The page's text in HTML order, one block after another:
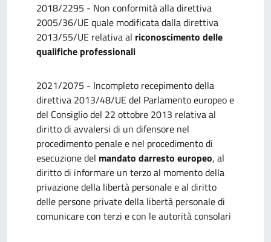
2018/2295 - Non conformità alla direttiva
2005/36/UE quale modificata dalla direttiva
2013/55/UE relativa al riconoscimento delle
qualifiche professionali
2021/2075 - Incompleto recepimento della
direttiva 2013/48/UE del Parlamento europeo e
del Consiglio del 22 ottobre 2013 relativa al
diritto di avvalersi di un difensore nel
procedimento penale e nel procedimento di
esecuzione del mandato darresto europeo, al
diritto di informare un terzo al momento della
privazione della libertà personale e al diritto
delle persone private della libertà personale di
comunicare con terzi e con le autorità consolari